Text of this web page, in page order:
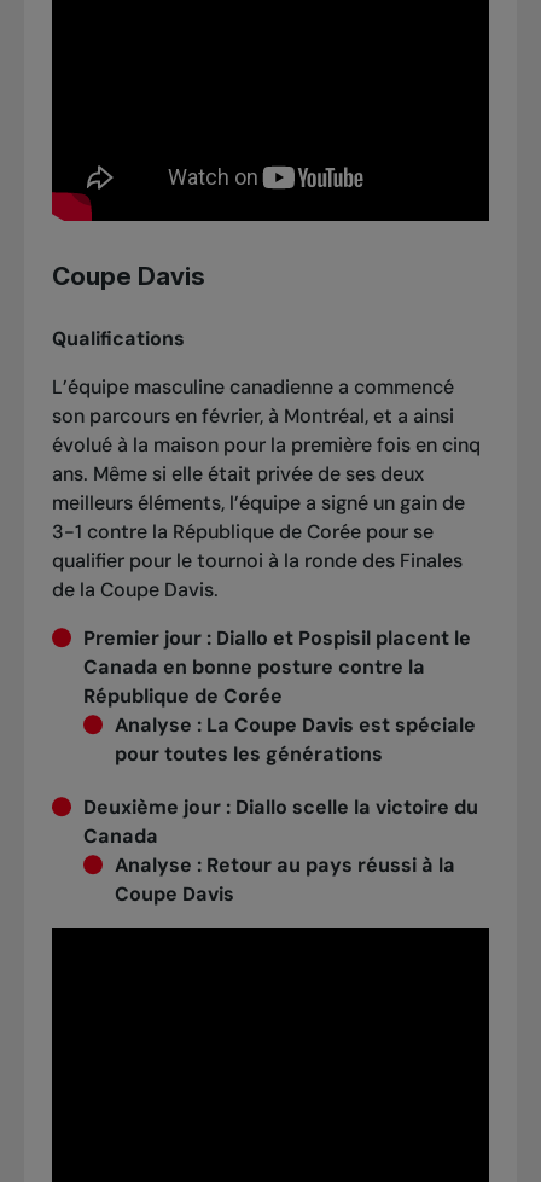
Coupe Davis
Qualifications
L’équipe masculine canadienne a commencé
son parcours en février, à Montréal, et a ainsi
évolué à la maison pour la première fois en cinq
ans. Même si elle était privée de ses deux
meilleurs éléments, l’équipe a signé un gain de
3-1 contre la République de Corée pour se
qualifier pour le tournoi à la ronde des Finales
de la Coupe Davis.
Premier jour : Diallo et Pospisil placent le
Canada en bonne posture contre la
République de Corée
Analyse : La Coupe Davis est spéciale
pour toutes les générations
Deuxième jour : Diallo scelle la victoire du
Canada
Analyse : Retour au pays réussi à la
Coupe Davis